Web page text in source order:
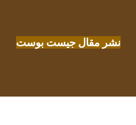
نشر مقال جيست بوست